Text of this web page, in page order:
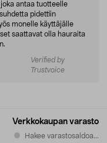
Verkkokaupan varasto
Hakee varastosaldoa...
antaa tuotteelle
pidettiin
monelle käyttäjälle
saattavat olla hauraita
Verified by
Trustvoice